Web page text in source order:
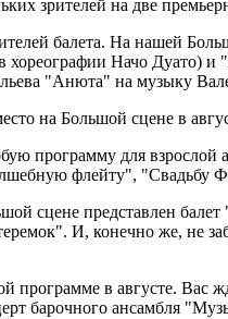
зрителей на две
балета. На нашей
Начо Дуато)
"Анюта" на музыку
на Большой сцене в
программу для
флейту", "Свадьбу
сцене представлен балет
И, конечно же, не
программе в августе. Вас
барочного ансамбля